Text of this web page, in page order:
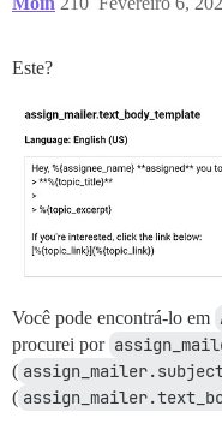
Este?
Você pode encontrá-lo em
procurei por
(
(